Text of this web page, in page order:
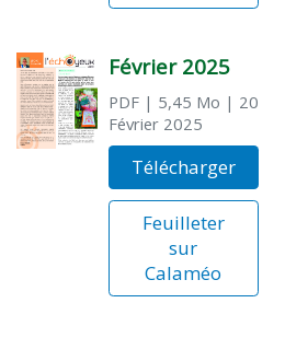
Février 2025
PDF| 5,45 Mo | 20
Février 2025
Télécharger
Feuilleter
sur
Calaméo